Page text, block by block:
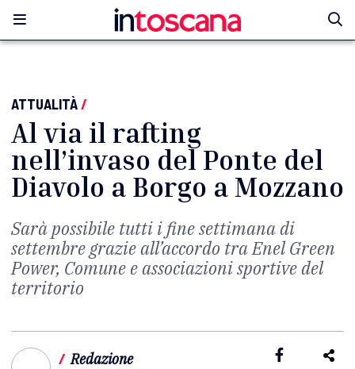
ATTUALITÀ/
Al via il rafting
nell’invaso del Ponte del
Diavolo a Borgo a Mozzano
Sarà possibile tutti i fine settimana di
settembre grazie all’accordo tra Enel Green
Power, Comune e associazioni sportive del
territorio
/ Redazione